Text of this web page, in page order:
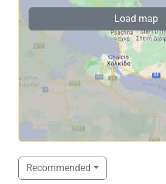
Load map
Recommended